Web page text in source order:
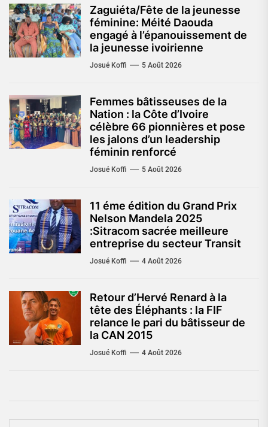
Zaguiéta/Fête de la jeunesse
féminine: Méité Daouda
engagé à l’épanouissement de
la jeunesse ivoirienne
Josué Koffi 5 Août 2026
Femmes bâtisseuses de la
Nation : la Côte d’Ivoire
célèbre 66 pionnières et pose
les jalons d’un leadership
féminin renforcé
Josué Koffi 5 Août 2026
11 éme édition du Grand Prix
Nelson Mandela 2025
:Sitracom sacrée meilleure
entreprise du secteur Transit
Josué Koffi 4 Août 2026
Retour d’Hervé Renard à la
tête des Éléphants : la FIF
relance le pari du bâtisseur de
la CAN 2015
Josué Koffi 4 Août 2026